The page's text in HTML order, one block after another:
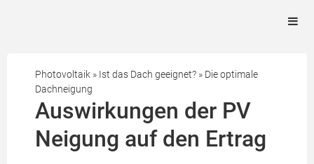
Photovoltaik » Ist das Dach geeignet? » Die optimale
Dachneigung
Auswirkungen der PV
Neigung auf den Ertrag